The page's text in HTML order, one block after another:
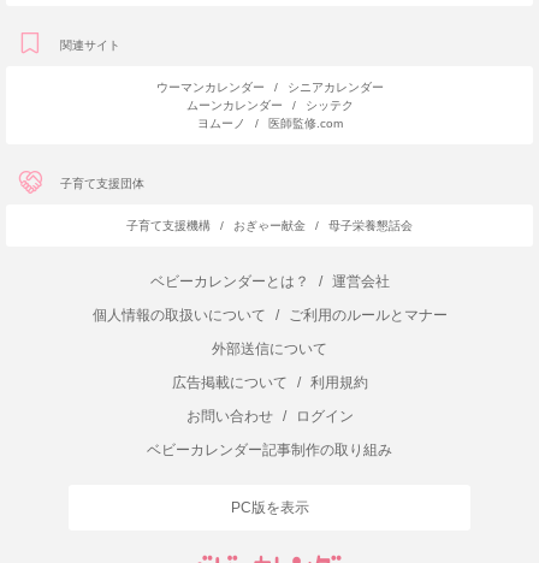
関連サイト
ウーマンカレンダー /
シニアカレンダー
ムーンカレンダー
/
シッテク
ヨムーノ
/ 医師監修.com
子育て支援団体
子育て支援機構 / おぎゃー献金 / 母子栄養懇話会
ベビーカレンダーとは？ /
運営会社
個人情報の取扱いについて
/
ご利用のルールとマナー
外部送信について
広告掲載について
/
利用規約
お問い合わせ
/
ログイン
ベビーカレンダー記事制作の取り組み
PC版を表示